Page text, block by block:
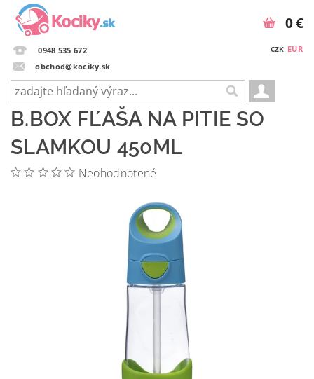
0948 535 672
obchod@kociky.sk
CZK EUR
0 €
B.BOX FĽAŠA NA PITIE SO
SLAMKOU 450ML
Neohodnotené